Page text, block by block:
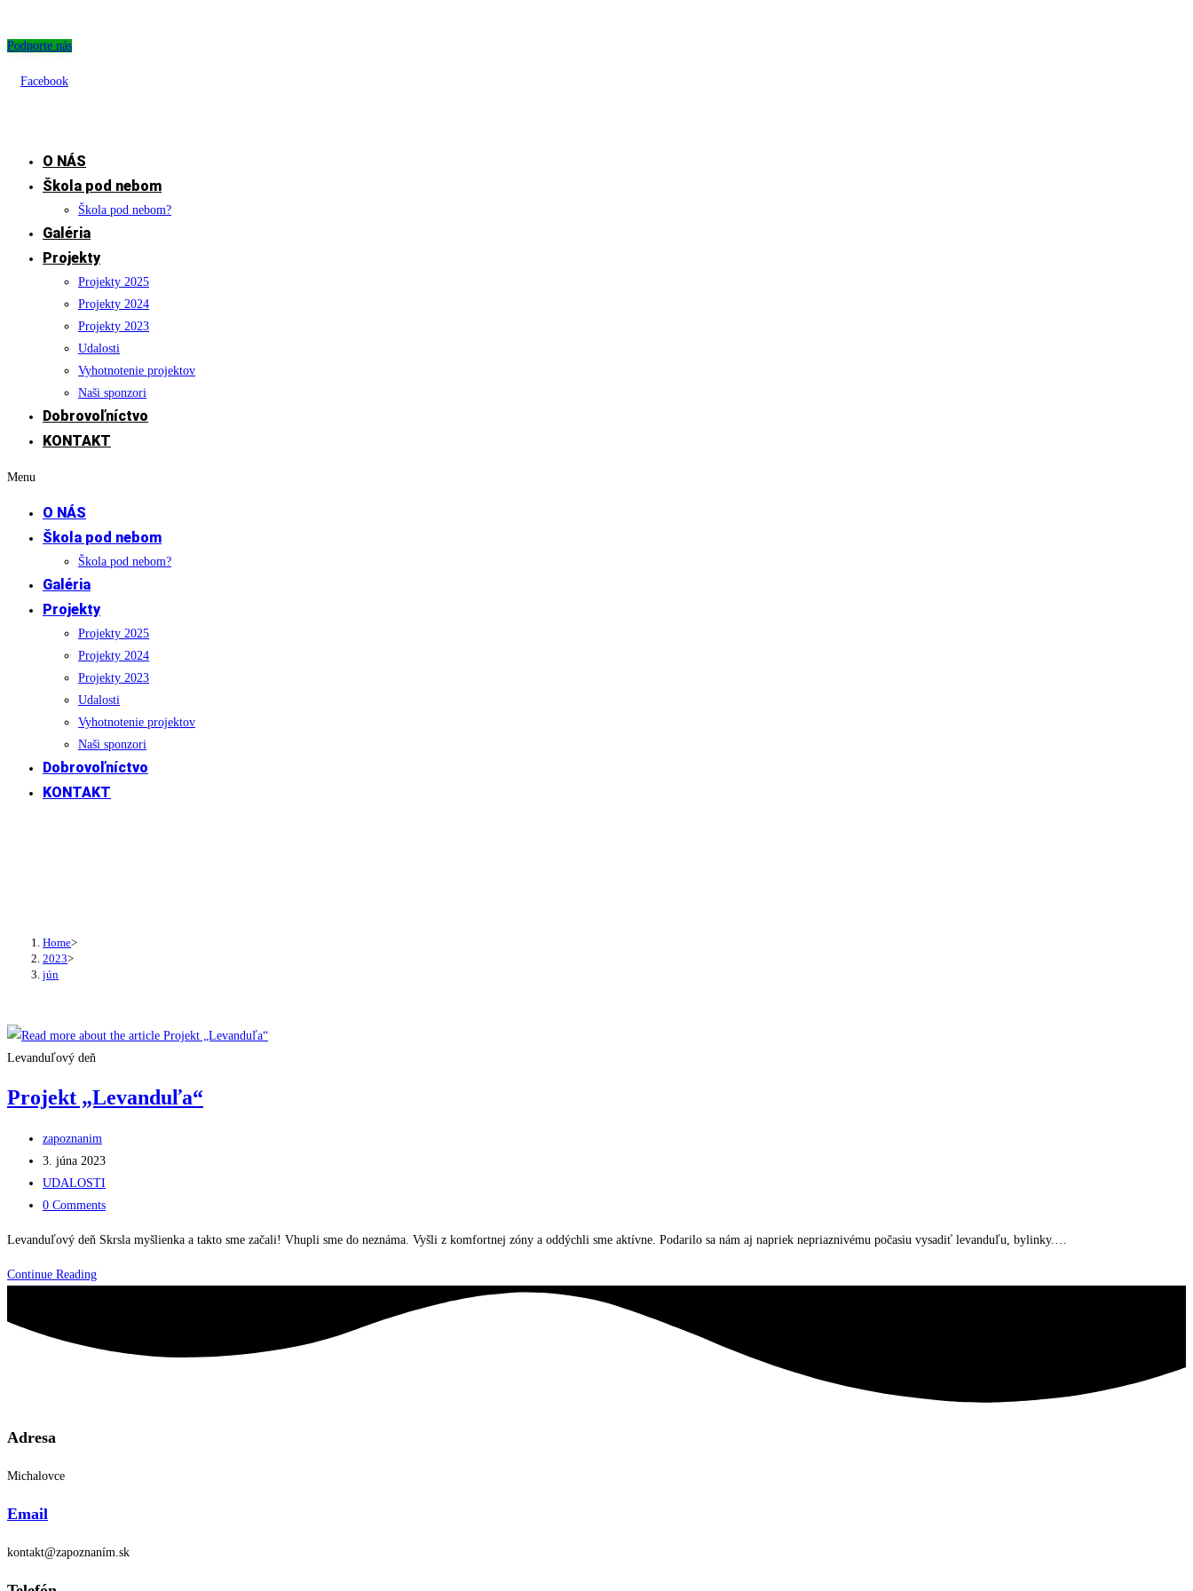
to
Podporte nás
Facebook
O NÁS
Škola pod nebom
Škola pod nebom?
Galéria
Projekty
Projekty 2025
Projekty 2024
Projekty 2023
Udalosti
Vyhotnotenie projektov
Naši sponzori
Dobrovoľníctvo
KONTAKT
Menu
O NÁS
Škola pod nebom
Škola pod nebom?
Galéria
Projekty
Projekty 2025
Projekty 2024
Projekty 2023
Udalosti
Vyhotnotenie projektov
Naši sponzori
Dobrovoľníctvo
KONTAKT
Home>
2023>
jún
Levanduľový deň
Projekt „Levanduľa“
Post
author:
zapoznanim
Post
published:
3. júna 2023
Post
category:
UDALOSTI
Post
0 Comments
Levanduľový deň Skrsla myšlienka a takto sme začali! Vhupli sme do neznáma. Vyšli z komfortnej zóny a oddýchli sme aktívne. Podarilo sa nám aj napriek nepriaznivému počasiu vysadiť levanduľu, bylinky.…
Continue ReadingProjekt
Adresa
Michalovce
Email
kontakt@zapoznaním.sk